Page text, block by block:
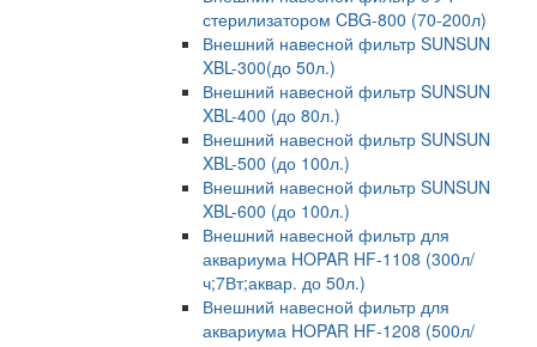
стерилизатором CBG-800 (70-200л)
Внешний навесной фильтр SUNSUN
XBL-300(до 50л.)
Внешний навесной фильтр SUNSUN
XBL-400 (до 80л.)
Внешний навесной фильтр SUNSUN
XBL-500 (до 100л.)
Внешний навесной фильтр SUNSUN
XBL-600 (до 100л.)
Внешний навесной фильтр для
аквариума HOPAR HF-1108 (300л/
ч;7Вт;аквар. до 50л.)
Внешний навесной фильтр для
аквариума HOPAR HF-1208 (500л/